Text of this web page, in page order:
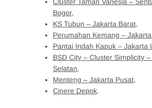
Bogor,
KS Tubun – Jakarta Barat,
Perumahan Kemang –
Pantai Indah Kapuk – Jakarta
BSD City – Cluster Simplicity
Selatan,
Menteng – Jakarta Pusat,
Cinere Depok.